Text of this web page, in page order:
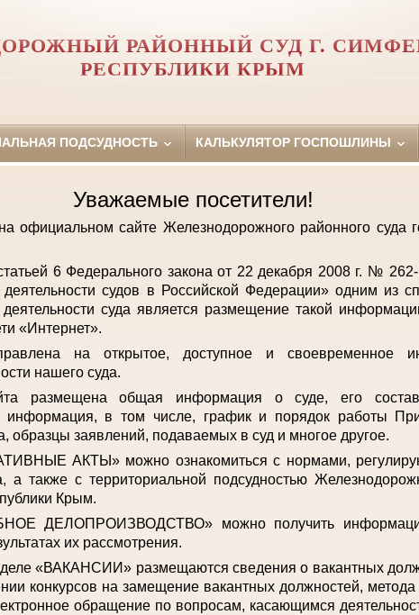
РАЙОННЫЙ СУД Г.
РЕСПУБЛИКИ КРЫМ
ПОДСУДНОСТЬ КАЛЬКУЛЯТОР ГОСПОШЛИНЫ
Уважаемые посетители!
официальном сайте Железнодорожного районного суда
6 Федерального закона от 22 декабря 2008 г. №
судов в Российской Федерации» одним из
суда является размещение такой
«Интернет».
на открытое, доступное и своевременное
нашего суда.
размещена общая информация о суде, его
информация, в том числе, график и порядок работы
образцы заявлений, подаваемых в суд и многое другое.
АКТЫ» можно ознакомиться с нормами,
а также с территориальной подсудностью
Крым.
ДЕЛОПРОИЗВОДСТВО» можно получить
их рассмотрения.
«ВАКАНСИИ» размещаются сведения о вакантных
конкурсов на замещение вакантных должностей,
обращение по вопросам, касающимся